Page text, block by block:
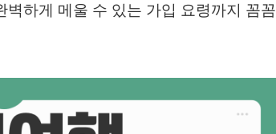
하게 메울 수 있는 가입 요령까지 꼼꼼